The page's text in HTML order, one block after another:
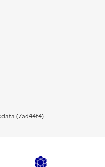
(7ad44f4)